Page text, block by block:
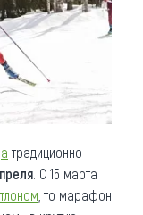
традиционно
. С 15 марта
, то марафон